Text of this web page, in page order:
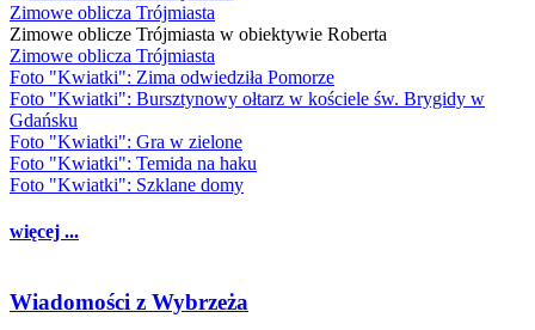
Zimowe oblicza Trójmiasta
Zimowe oblicze Trójmiasta w obiektywie Roberta
Zimowe oblicza Trójmiasta
Foto "Kwiatki": Zima odwiedziła Pomorze
Foto "Kwiatki": Bursztynowy ołtarz w kościele św. Brygidy w
Gdańsku
Foto "Kwiatki": Gra w zielone
Foto "Kwiatki": Temida na haku
Foto "Kwiatki": Szklane domy
więcej ...
Wiadomości z Wybrzeża